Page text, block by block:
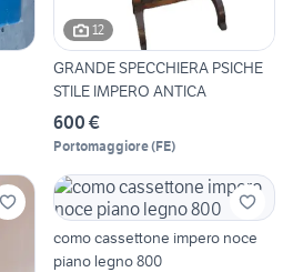
12
GRANDE SPECCHIERA PSICHE
STILE IMPERO ANTICA
600 €
Portomaggiore(FE)
como cassettone impero noce
piano legno 800